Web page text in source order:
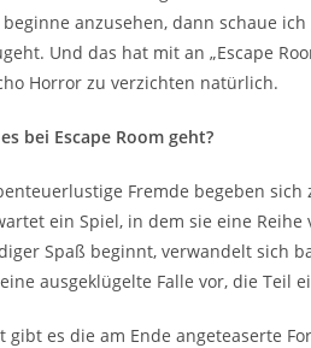
beginne anzusehen, dann schaue
Und das hat mit an „Escape
Horror zu verzichten natürlich.
bei Escape Room geht?
Fremde begeben
ein Spiel, in dem sie eine
Spaß beginnt, verwandelt sich
ausgeklügelte Falle vor, die Teil
gibt es die am Ende angeteaserte